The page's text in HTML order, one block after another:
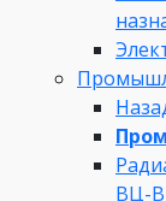
ВЦ-